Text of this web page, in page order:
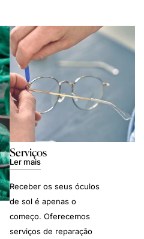
Serviços
Ler mais
Receber os seus óculos
de sol é apenas o
começo. Oferecemos
serviços de reparação